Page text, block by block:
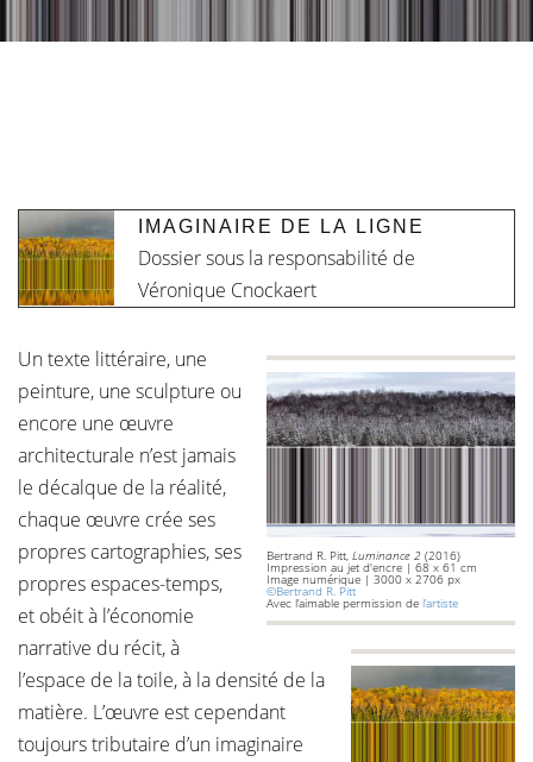
IMAGINAIRE DE LA LIGNE
Dossier sous la responsabilité de
Véronique Cnockaert
Bertrand R. Pitt, Luminance 2 (2016)
Impression au jet d'encre | 68 x 61 cm
Image numérique | 3000 x 2706 px
©Bertrand R. Pitt
Avec l’aimable permission de l’artiste
Un texte littéraire, une
peinture, une sculpture ou
encore une œuvre
architecturale n’est jamais
le décalque de la réalité,
chaque œuvre crée ses
propres cartographies, ses
propres espaces-temps,
et obéit à l’économie
narrative du récit, à
l’espace de la toile, à la densité de la
matière. L’œuvre est cependant
toujours tributaire d’un imaginaire